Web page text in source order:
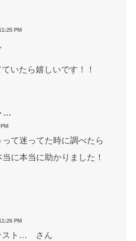
PM
ていたら嬉しいです！！
…
て迷ってた時に調べたら
に本当に助かりました！
PM
スト… さん